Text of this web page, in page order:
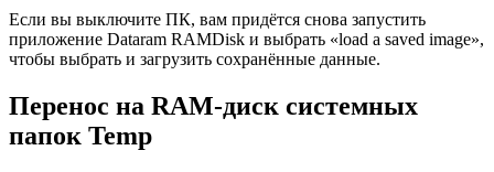
Если вы выключите ПК, вам придётся снова запустить
приложение Dataram RAMDisk и выбрать «load a saved image»,
чтобы выбрать и загрузить сохранённые данные.
Перенос на RAM-диск системных
папок Temp